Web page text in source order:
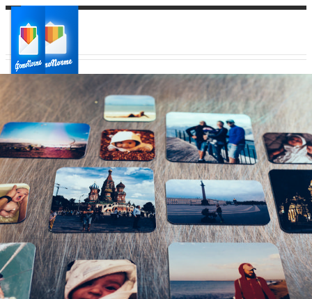
Ваш город:
Ваш регион доставки
Выберите из списка: